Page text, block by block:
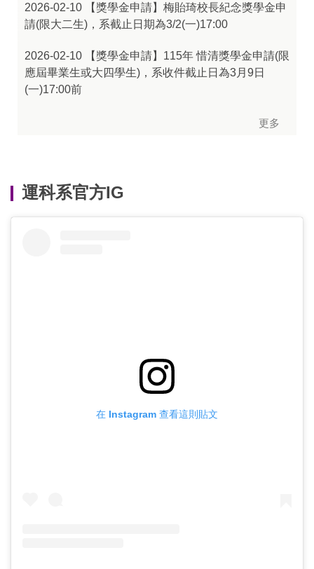
2026-02-10
【獎學金申請】梅貽琦校長紀念獎學金申
請(限大二生)，系截止日期為3/2(一)17:00
2026-02-10
【獎學金申請】115年 惜清獎學金申請(限
應屆畢業生或大四學生)，系收件截止日為3月9日
(一)17:00前
更多
運科系官方IG
在 Instagram 查看這則貼文